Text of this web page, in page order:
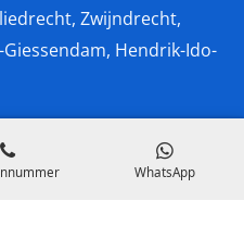
Zwijndrecht,
Hendrik-Ido-
WhatsApp